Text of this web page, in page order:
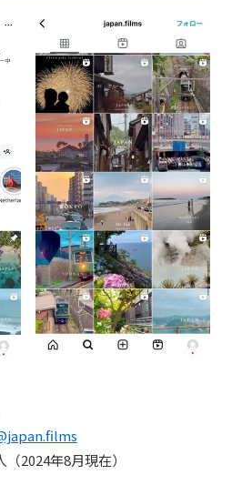
2024年8月現在）